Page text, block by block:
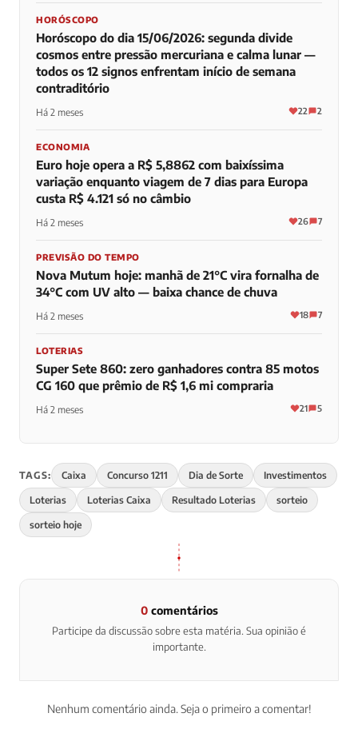
HORÓSCOPO
Horóscopo do dia 15/06/2026: segunda divide
cosmos entre pressão mercuriana e calma lunar —
todos os 12 signos enfrentam início de semana
contraditório
Há 2 meses 22 2
ECONOMIA
Euro hoje opera a R$ 5,8862 com baixíssima
variação enquanto viagem de 7 dias para Europa
custa R$ 4.121 só no câmbio
Há 2 meses 26 7
PREVISÃO DO TEMPO
Nova Mutum hoje: manhã de 21°C vira fornalha de
34°C com UV alto — baixa chance de chuva
Há 2 meses 18 7
LOTERIAS
Super Sete 860: zero ganhadores contra 85 motos
CG 160 que prêmio de R$ 1,6 mi compraria
Há 2 meses 21 5
TAGS: Caixa Concurso 1211 Dia de Sorte Investimentos
Loterias Loterias Caixa Resultado Loterias sorteio
sorteio hoje
0comentários
Participe da discussão sobre esta matéria. Sua opinião é
importante.
Nenhum comentário ainda. Seja o primeiro a comentar!